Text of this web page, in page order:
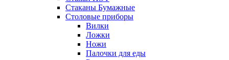
Стаканы Бумажные
Столовые приборы
Вилки
Ложки
Ножи
Палочки для еды